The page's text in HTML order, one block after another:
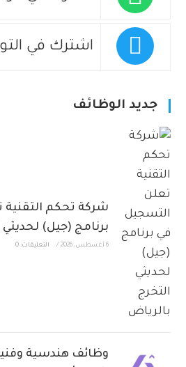
اشترك في
جديد الوظائف
شركة تحكم
برنامج (جيل) لحديثي
6 أغسطس، 2026 / التعليقات: 0
وظائف هندسية